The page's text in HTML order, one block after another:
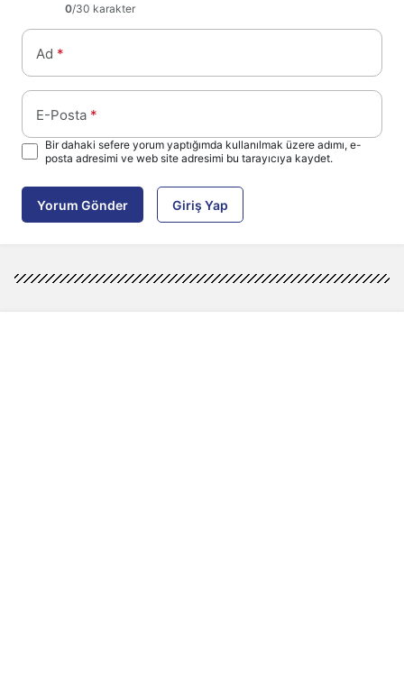
0/30 karakter
Ad *
E-Posta *
Bir dahaki sefere yorum yaptığımda kullanılmak üzere adımı, e-
posta adresimi ve web site adresimi bu tarayıcıya kaydet.
Yorum Gönder Giriş Yap